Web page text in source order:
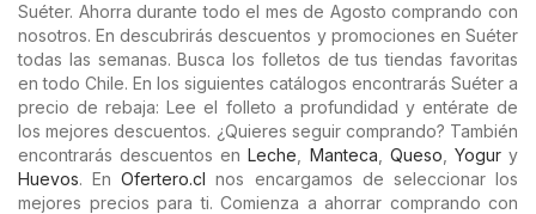
Suéter. Ahorra durante todo el mes de Agosto comprando con
nosotros. En descubrirás descuentos y promociones en Suéter
todas las semanas. Busca los folletos de tus tiendas favoritas
en todo Chile. En los siguientes catálogos encontrarás Suéter a
precio de rebaja: Lee el folleto a profundidad y entérate de
los mejores descuentos. ¿Quieres seguir comprando? También
encontrarás descuentos enLeche Manteca Queso Yogury
Huevos. EnOfertero.cl nos encargamos de seleccionar los
mejores precios para ti. Comienza a ahorrar comprando con